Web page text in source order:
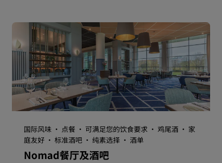
国际风味 · 点餐 · 可满足您的饮食要求 · 鸡尾酒 · 家
庭友好 · 标准酒吧 · 纯素选择 · 酒单
Nomad餐厅及酒吧